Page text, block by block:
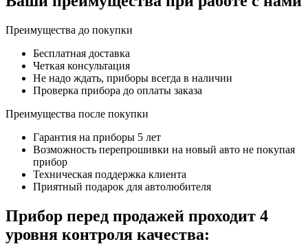
Преимущества до покупки
Бесплатная доставка
Четкая консультация
Не надо ждать, приборы всегда в наличии
Проверка прибора до оплаты заказа
Преимущества после покупки
Гарантия на приборы 5 лет
Возможность перепрошивки на новый авто не покупая
прибор
Техническая поддержка клиента
Приятный подарок для автолюбителя
Прибор перед продажей проходит 4
уровня контроля качества: